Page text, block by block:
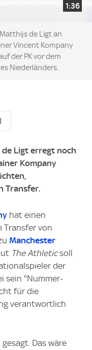
1:36
de Ligt an
Vincent Kompany
der PK vor dem
Niederländers.
Ligt erregt noch
Kompany
Transfer.
hat einen
Transfer von
Manchester
The Athleticsoll
der
sein "Nummer-
für die
verantwortlich
Das wäre